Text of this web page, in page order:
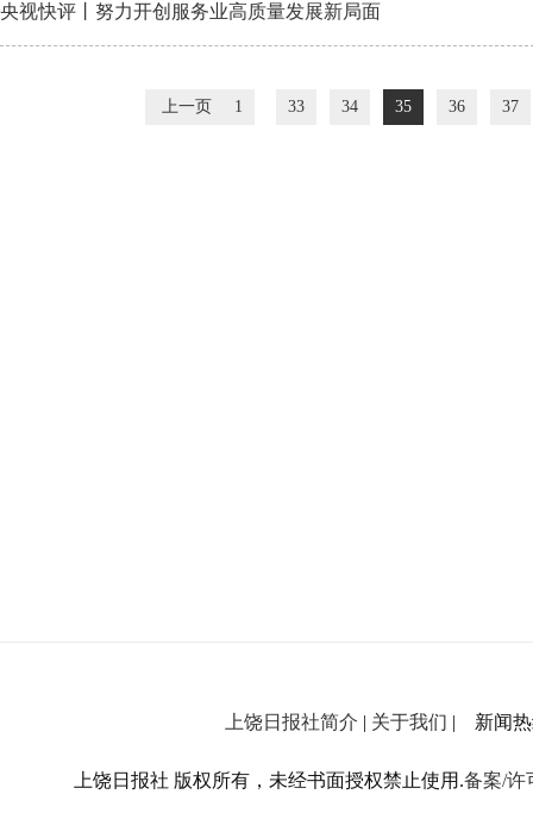
央视快评丨努力开创服务业高质量发展新局面
上一页 1 33 34 35 36 37
上饶日报社简介 | 关于我们 | 新闻热
上饶日报社 版权所有，未经书面授权禁止使用.备案/许